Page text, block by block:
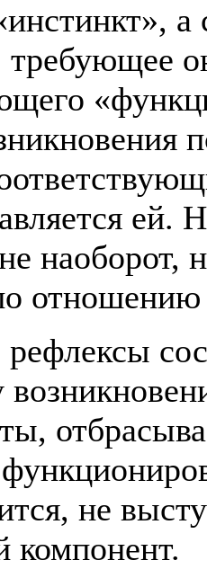
требующее
ей.
наоборот,
отношению
не
компонент.